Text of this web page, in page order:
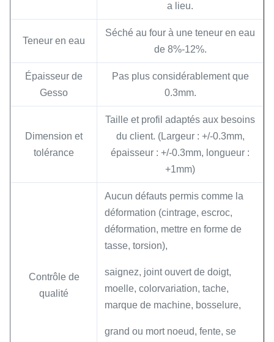
a lieu.
Teneur en eau
Séché au four à une teneur en eau
de 8%-12%.
Épaisseur de
Gesso
Pas plus considérablement que
0.3mm.
Dimension et
tolérance
Taille et profil adaptés aux besoins
du client. (Largeur : +/-0.3mm,
épaisseur : +/-0.3mm, longueur :
+1mm)
Contrôle de
qualité
Aucun défauts permis comme la
déformation (cintrage, escroc,
déformation, mettre en forme de
tasse, torsion),
saignez, joint ouvert de doigt,
moelle, colorvariation, tache,
marque de machine, bosselure,
grand ou mort noeud, fente, se